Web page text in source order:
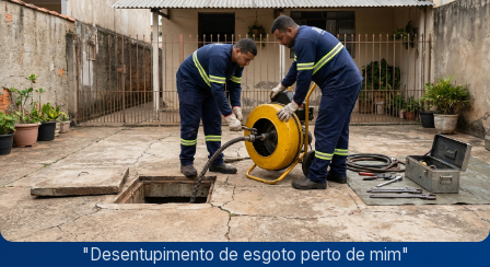
"Desentupimento de esgoto perto de mim"